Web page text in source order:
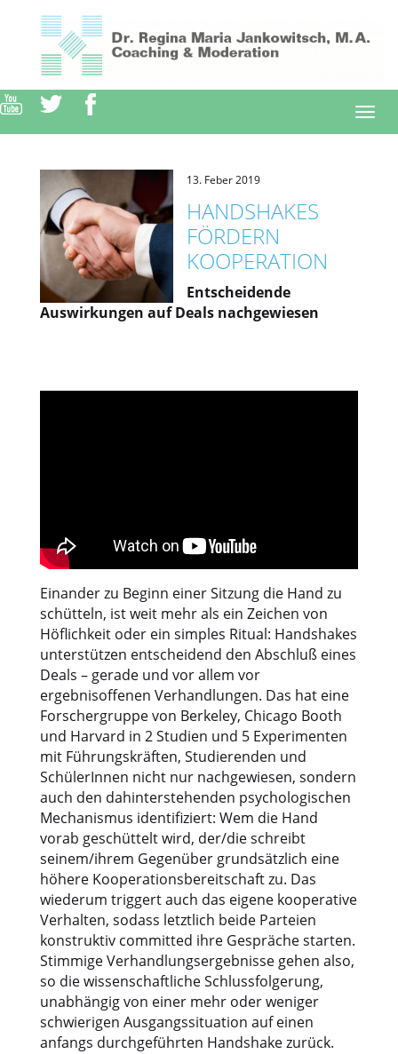
13. Feber 2019
HANDSHAKES
FÖRDERN
KOOPERATION
Entscheidende
Auswirkungen auf Deals nachgewiesen
Einander zu Beginn einer Sitzung die Hand zu
schütteln, ist weit mehr als ein Zeichen von
Höflichkeit oder ein simples Ritual: Handshakes
unterstützen entscheidend den Abschluß eines
Deals – gerade und vor allem vor
ergebnisoffenen Verhandlungen. Das hat eine
Forschergruppe von Berkeley, Chicago Booth
und Harvard in 2 Studien und 5 Experimenten
mit Führungskräften, Studierenden und
SchülerInnen nicht nur nachgewiesen, sondern
auch den dahinterstehenden psychologischen
Mechanismus identifiziert: Wem die Hand
vorab geschüttelt wird, der/die schreibt
seinem/ihrem Gegenüber grundsätzlich eine
höhere Kooperationsbereitschaft zu. Das
wiederum triggert auch das eigene kooperative
Verhalten, sodass letztlich beide Parteien
konstruktiv committed ihre Gespräche starten.
Stimmige Verhandlungsergebnisse gehen also,
so die wissenschaftliche Schlussfolgerung,
unabhängig von einer mehr oder weniger
schwierigen Ausgangssituation auf einen
anfangs durchgeführten Handshake zurück.